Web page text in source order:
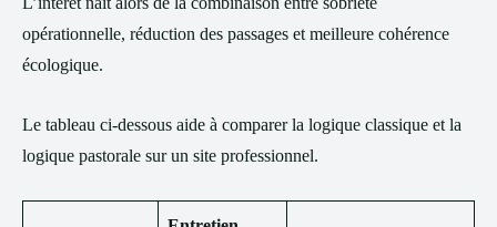
opérationnelle, réduction des passages et meilleure cohérence
écologique.
Le tableau ci-dessous aide à comparer la logique classique et la
logique pastorale sur un site professionnel.